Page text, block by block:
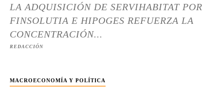
LA ADQUISICIÓN DE SERVIHABITAT POR
FINSOLUTIA E HIPOGES REFUERZA LA
CONCENTRACIÓN...
REDACCIÓN
MACROECONOMÍA Y POLÍTICA